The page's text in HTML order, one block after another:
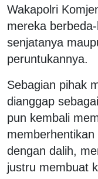
Wakapolri
mereka
senjatanya
peruntukannya.
Sebagian pihak
dianggap
pun kembali
dengan dalih,
justru membuat